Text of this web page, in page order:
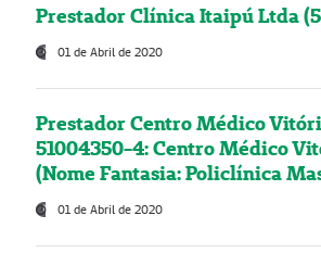
Prestador Clínica Itaipú Ltda
01 de Abril de 2020
Prestador Centro Médico
51004350-4: Centro Médico
(Nome Fantasia: Policlínica
01 de Abril de 2020